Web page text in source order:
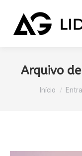
Arquivo
Você está
Início